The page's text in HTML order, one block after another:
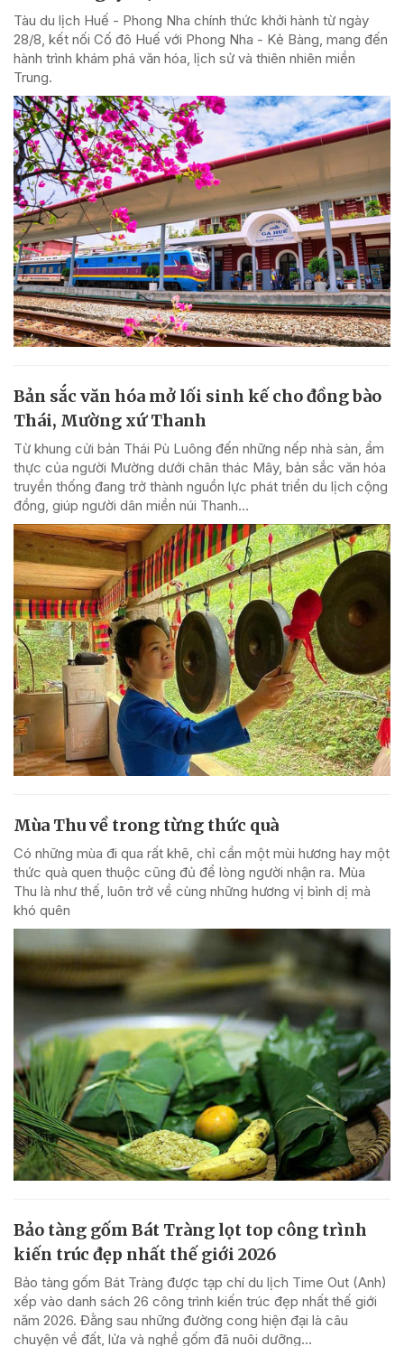
Tàu du lịch Huế - Phong Nha chính thức khởi hành từ ngày
28/8, kết nối Cố đô Huế với Phong Nha - Kẻ Bàng, mang đến
hành trình khám phá văn hóa, lịch sử và thiên nhiên miền
Trung.
Bản sắc văn hóa mở lối sinh kế cho đồng bào
Thái, Mường xứ Thanh
Từ khung cửi bản Thái Pù Luông đến những nếp nhà sàn, ẩm
thực của người Mường dưới chân thác Mây, bản sắc văn hóa
truyền thống đang trở thành nguồn lực phát triển du lịch cộng
đồng, giúp người dân miền núi Thanh...
Mùa Thu về trong từng thức quà
Có những mùa đi qua rất khẽ, chỉ cần một mùi hương hay một
thức quà quen thuộc cũng đủ để lòng người nhận ra. Mùa
Thu là như thế, luôn trở về cùng những hương vị bình dị mà
khó quên
Bảo tàng gốm Bát Tràng lọt top công trình
kiến trúc đẹp nhất thế giới 2026
Bảo tàng gốm Bát Tràng được tạp chí du lịch Time Out (Anh)
xếp vào danh sách 26 công trình kiến trúc đẹp nhất thế giới
năm 2026. Đằng sau những đường cong hiện đại là câu
chuyện về đất, lửa và nghề gốm đã nuôi dưỡng...